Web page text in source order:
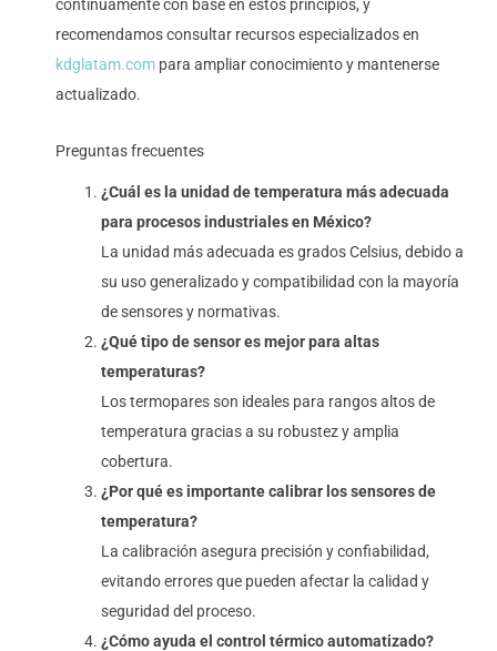
continuamente con base en estos principios, y
recomendamos consultar recursos especializados en
kdglatam.com para ampliar conocimiento y mantenerse
actualizado.
Preguntas frecuentes
¿Cuál es la unidad de temperatura más adecuada
para procesos industriales en México?
La unidad más adecuada es grados Celsius, debido a
su uso generalizado y compatibilidad con la mayoría
de sensores y normativas.
¿Qué tipo de sensor es mejor para altas
temperaturas?
Los termopares son ideales para rangos altos de
temperatura gracias a su robustez y amplia
cobertura.
¿Por qué es importante calibrar los sensores de
temperatura?
La calibración asegura precisión y confiabilidad,
evitando errores que pueden afectar la calidad y
seguridad del proceso.
¿Cómo ayuda el control térmico automatizado?